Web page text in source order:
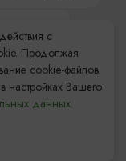
с
Продолжая
cookie-файлов.
настройках Вашего
данных.